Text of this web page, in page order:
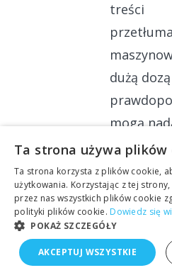
treści
dużą dozą
mogą
się do
Ta strona używa plików
Ta strona korzysta z plików cookie,
użytkowania. Korzystając z tej
przez nas wszystkich plików cookie
polityki plików cookie. Dowiedz się
POKAŻ SZCZEGÓŁY
AKCEPTUJ WSZYSTKIE